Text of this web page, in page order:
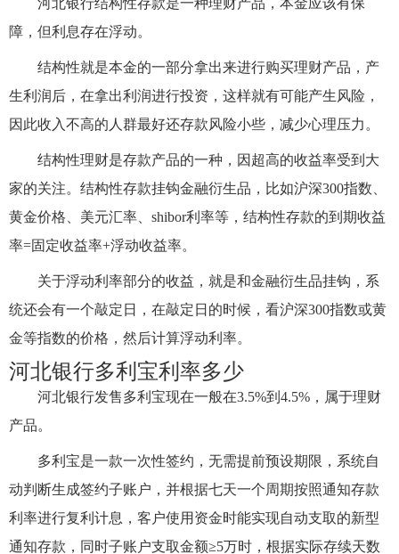
河北银行结构性存款是一种理财产品，本金应该有保
障，但利息存在浮动。
结构性就是本金的一部分拿出来进行购买理财产品，产
生利润后，在拿出利润进行投资，这样就有可能产生风险，
因此收入不高的人群最好还存款风险小些，减少心理压力。
结构性理财是存款产品的一种，因超高的收益率受到大
家的关注。结构性存款挂钩金融衍生品，比如沪深300指数、
黄金价格、美元汇率、shibor利率等，结构性存款的到期收益
率=固定收益率+浮动收益率。
关于浮动利率部分的收益，就是和金融衍生品挂钩，系
统还会有一个敲定日，在敲定日的时候，看沪深300指数或黄
金等指数的价格，然后计算浮动利率。
河北银行多利宝利率多少
河北银行发售多利宝现在一般在3.5%到4.5%，属于理财
产品。
多利宝是一款一次性签约，无需提前预设期限，系统自
动判断生成签约子账户，并根据七天一个周期按照通知存款
利率进行复利计息，客户使用资金时能实现自动支取的新型
通知存款，同时子账户支取金额≥5万时，根据实际存续天数